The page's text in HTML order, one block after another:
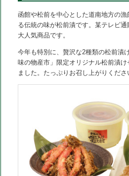
函館や松前を中心とした道南地方の
る伝統の味が松前漬です。某テレビ
大人気商品です。
今年も特別に、贅沢な2種類の松前漬
味の物産市」限定オリジナル松前漬け
ました。たっぷりお召し上がりくださ